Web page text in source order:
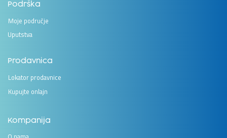
Podrška
Moje područje
Uputstva
Prodavnica
Lokator prodavnice
Kupujte onlajn
Kompanija